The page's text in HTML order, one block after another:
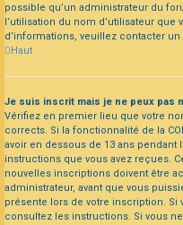
possible qu’un administrateur du
l’utilisation du nom d’utilisateur
d’informations, veuillez contacter
Haut
Je suis inscrit mais je ne peux pas
Vérifiez en premier lieu que votre
corrects. Si la fonctionnalité de la
avoir en dessous de 13 ans pendant
instructions que vous avez reçues.
nouvelles inscriptions doivent être
administrateur, avant que vous
présente lors de votre inscription.
consultez les instructions. Si vous